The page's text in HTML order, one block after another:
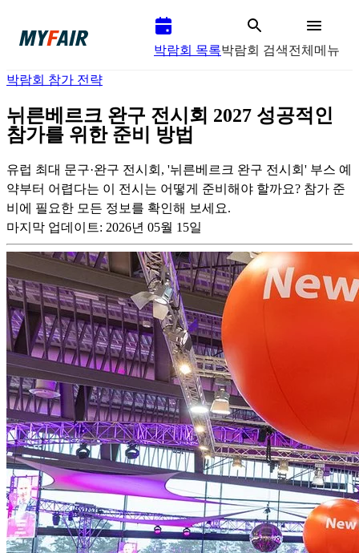
박람회 목록박람회 검색전체메뉴
박람회 참가 전략
뉘른베르크 완구 전시회 2027 성공적인
참가를 위한 준비 방법
유럽 최대 문구·완구 전시회, '뉘른베르크 완구 전시회' 부스 예
약부터 어렵다는 이 전시는 어떻게 준비해야 할까요? 참가 준
비에 필요한 모든 정보를 확인해 보세요.
마지막 업데이트: 2026년 05월 15일